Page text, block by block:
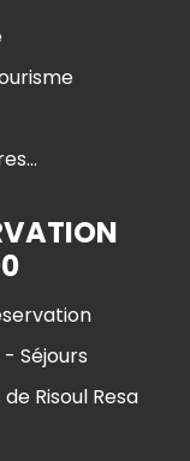
Séjours
Risoul Resa